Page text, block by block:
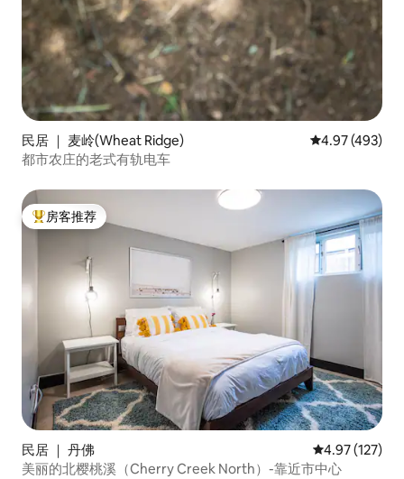
民居 ｜ 麦岭(Wheat Ridge) 平均评分 4.97
4.97 (493)
都市农庄的老式有轨电车
热门「房客推荐」
房客推荐
民居 ｜ 丹佛 平均评分 4.97
4.97 (127)
美丽的北樱桃溪（Cherry Creek North）-靠近市中心